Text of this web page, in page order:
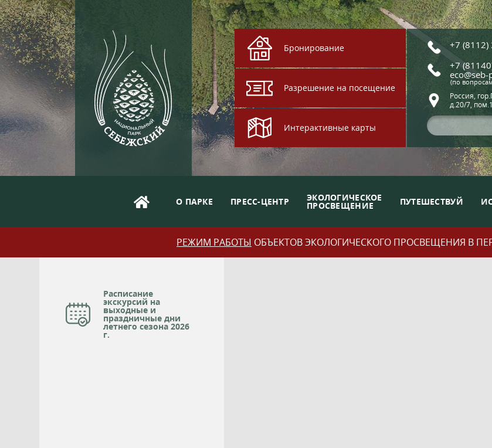
Бронирование
Разрешение на посещение
Интерактивные карты
+7 (8112)
+7
(по
Россия,
д.20/7,
О ПАРКЕ ПРЕСС-ЦЕНТР ЭКОЛОГИЧЕСКОЕ
ПРОСВЕЩЕНИЕ ПУТЕШЕСТВУЙ
РЕЖИМ РАБОТЫ ОБЪЕКТОВ ЭКОЛОГИЧЕСКОГО ПРОСВЕЩЕНИЯ В
Расписание
экскурсий на
выходные и
праздничные дни
летнего сезона 2026
г.